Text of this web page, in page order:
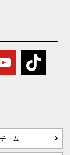
チーム